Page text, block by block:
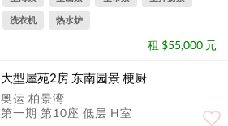
洗衣机 热水炉
租 $55,000 元
大型屋苑2房 东南园景 梗厨
奥运 柏景湾
第一期 第10座 低层 H室